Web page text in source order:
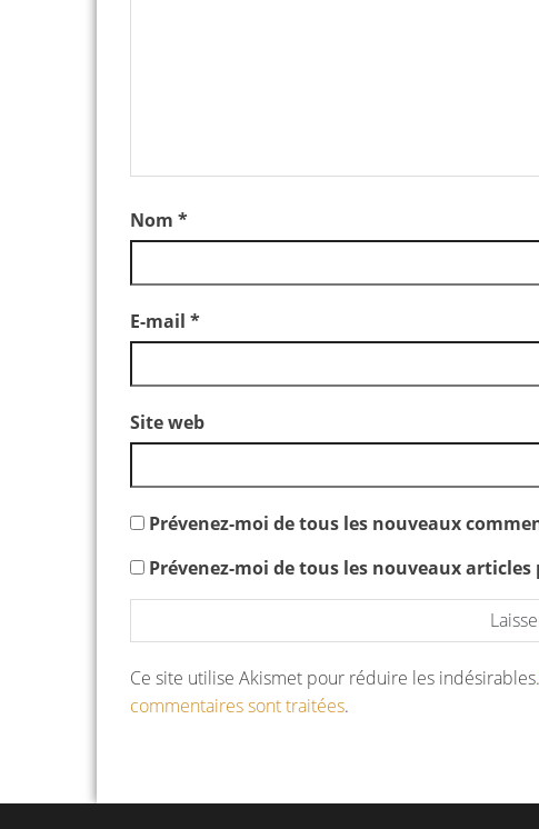
Nom *
E-mail *
Site web
Prévenez-moi de tous les nouveaux
Prévenez-moi de tous les nouveaux articles
Ce site utilise Akismet pour réduire les indésirables.
commentaires sont traitées.